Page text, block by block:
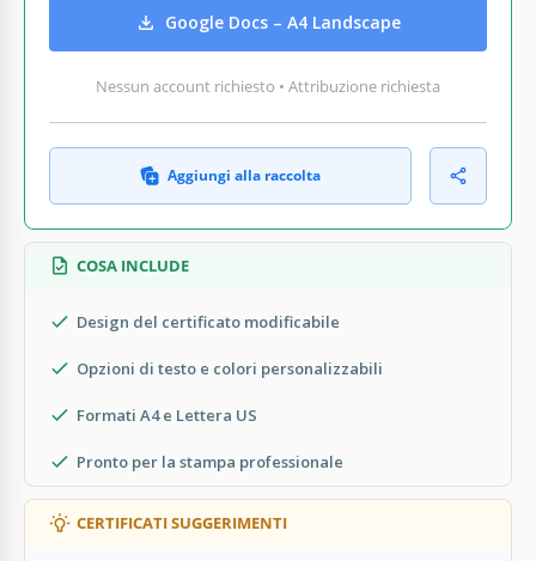
Google Docs – A4 Landscape
Nessun account richiesto • Attribuzione richiesta
Aggiungi alla raccolta
COSA INCLUDE
Design del certificato modificabile
Opzioni di testo e colori personalizzabili
Formati A4 e Lettera US
Pronto per la stampa professionale
CERTIFICATI SUGGERIMENTI